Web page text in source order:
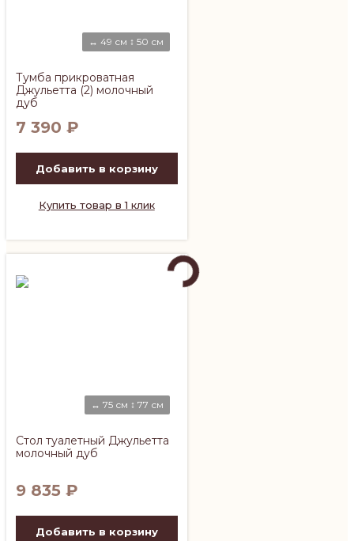
↔ 49 см ↕ 50 см
Тумба прикроватная
Джульетта (2) молочный
дуб
7 390 ₽
Добавить в корзину
Купить товар в 1 клик
↔ 75 см ↕ 77 см
Стол туалетный Джульетта
молочный дуб
9 835 ₽
Добавить в корзину